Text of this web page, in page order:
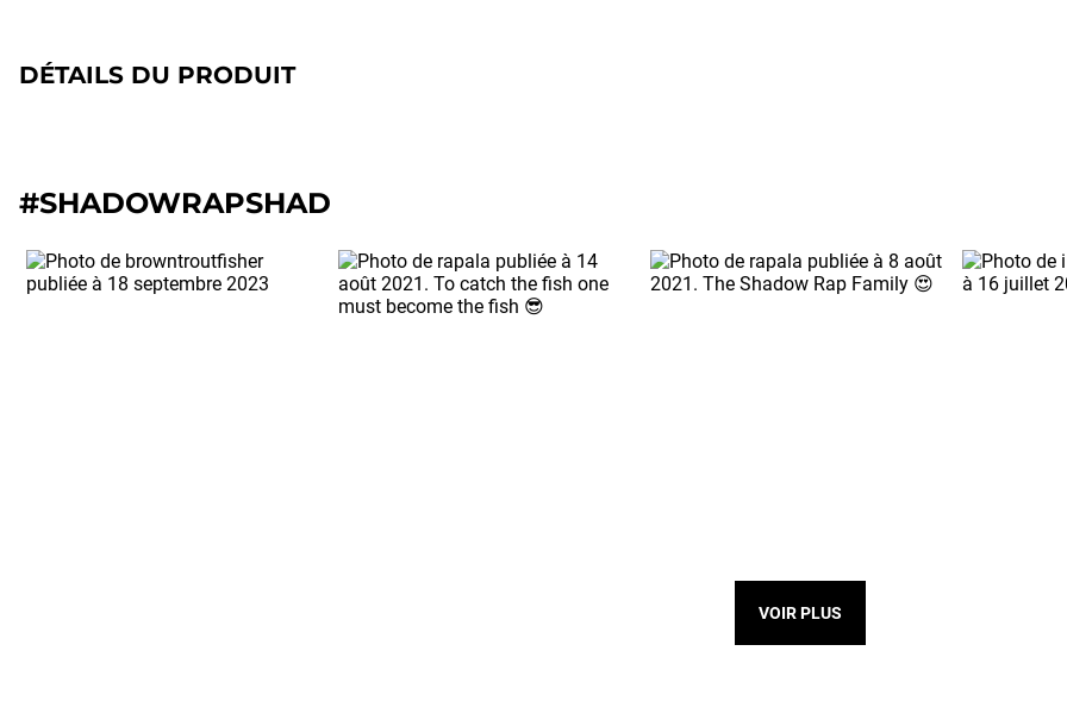
DÉTAILS DU PRODUIT
#SHADOWRAPSHAD
VOIR PLUS